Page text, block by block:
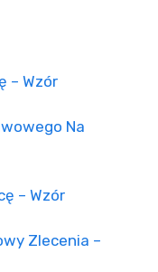
– Wzór
Na
– Wzór
Zlecenia –